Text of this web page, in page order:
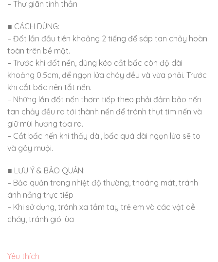
– Thư giãn tinh thần
■ CÁCH DÙNG:
– Đốt lần đầu tiên khoảng 2 tiếng để sáp tan chảy hoàn
toàn trên bề mặt.
– Trước khi đốt nến, dùng kéo cắt bấc còn độ dài
khoảng 0.5cm, để ngọn lửa cháy đều và vừa phải. Trước
khi cắt bấc nên tắt nến.
– Những lần đốt nến thơm tiếp theo phải đảm bảo nến
tan chảy đều ra tới thành nến để tránh thụt tim nến và
giữ mùi hương tỏa ra.
– Cắt bấc nến khi thấy dài, bấc quá dài ngọn lửa sẽ to
và gây muội.
■ LƯU Ý & BẢO QUẢN:
– Bảo quản trong nhiệt độ thường, thoáng mát, tránh
ánh nắng trực tiếp
– Khi sử dụng, tránh xa tầm tay trẻ em và các vật dễ
cháy, tránh gió lùa
Yêu thích